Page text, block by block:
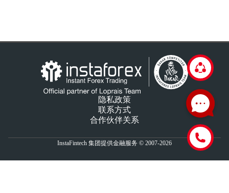
隐私政策
联系方式
合作伙伴关系
InstaFintech 集团提供金融服务 © 2007-2026